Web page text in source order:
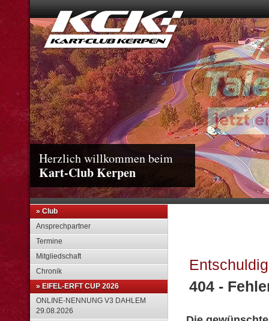
Herzlich willkommen beim
Kart-Club Kerpen
» Club
Ansprechpartner
Termine
Mitgliedschaft
Chronik
» EIFEL-ERFT CUP 2026
ONLINE-NENNUNG V3 DAHLEM
29.08.2026
404 -